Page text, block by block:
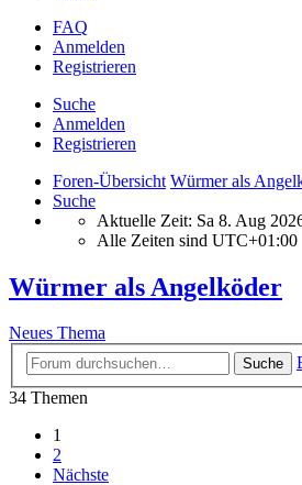
FAQ
Anmelden
Registrieren
Suche
Anmelden
Registrieren
Foren-Übersicht Würmer als
Suche
Aktuelle Zeit: Sa 8. Aug
Alle Zeiten sind UTC+01:00
Würmer als Angelköder
Neues Thema
Suche
34 Themen
1
2
Nächste